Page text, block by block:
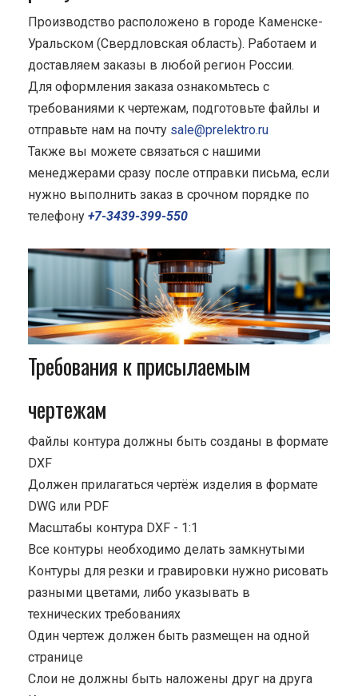
Производство расположено в городе Каменске-
Уральском (Свердловская область). Работаем и
доставляем заказы в любой регион России.
Для оформления заказа ознакомьтесь с
требованиями к чертежам, подготовьте файлы и
отправьте нам на почту sale@prelektro.ru
Также вы можете связаться с нашими
менеджерами сразу после отправки письма, если
нужно выполнить заказ в срочном порядке по
телефону +7-3439-399-550
Требования к присылаемым
чертежам
Файлы контура должны быть созданы в формате
DXF
Должен прилагаться чертёж изделия в формате
DWG или PDF
Масштабы контура DXF - 1:1
Все контуры необходимо делать замкнутыми
Контуры для резки и гравировки нужно рисовать
разными цветами, либо указывать в
технических требованиях
Один чертеж должен быть размещен на одной
странице
Cлои не должны быть наложены друг на друга